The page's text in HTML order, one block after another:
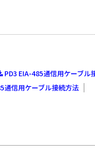
PD3 EIA-485通信用ケーブル
通信用ケーブル接続方法